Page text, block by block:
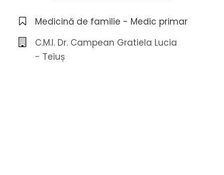
Medicină de familie - Medic primar
C.M.I. Dr. Campean Gratiela Lucia
- Teiuș